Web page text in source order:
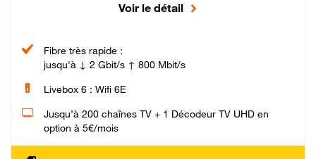
Voir le détail
Fibre très rapide :
jusqu'à ↓ 2 Gbit/s ↑ 800 Mbit/s
Livebox 6 : Wifi 6E
Jusqu’à 200 chaînes TV + 1 Décodeur TV UHD en
option à 5€/mois